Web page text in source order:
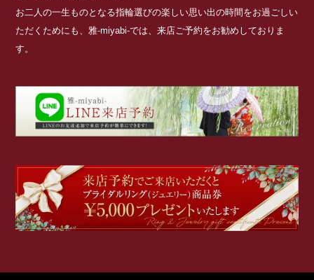
お二人の一生ものとなる指輪選びの楽しい思い出の時間をお過ごしい
ただくためにも、雅-miyabi-では、来店ご予約をお勧めしておりま
す。